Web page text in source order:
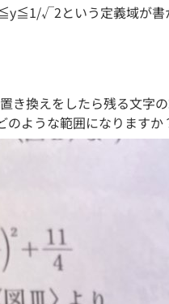
√2という定義域が書
き換えをしたら残る文
ような範囲になります